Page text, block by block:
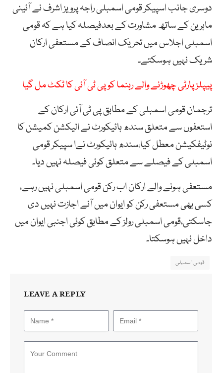
دوسری جانب اسپیکر قومی اسمبلی راجہ پرویز اشرف نے آئینی
ماہرین کے ساتھ مشاورت کے بعدفیصلہ کیا ہے کہ قومی
اسمبلی اجلاس میں تحریک انصاف کے مستعفی ارکان
شریک نہیں ہوسکتے۔
پیپلز پارٹی چھوڑنے والے رہنما کو پی ٹی آئی کا ٹکٹ مل گیا
ترجمان قومی اسمبلی کے مطابق پی ٹی آئی ارکان کے
استعفوں سے متعلق سندھ ہائیکورٹ نے الیکشن کمیشن کا
نوٹیفکیشن معطل کیا،سندھ ہائیکورٹ نےا سپیکر قومی
اسمبلی کے فیصلے سے متعلق کوئی فیصلہ نہیں دیا۔
مستعفی ہونے والے ارکان اب رکن قومی اسمبلی نہیں رہے،
کسی بھی مستعفی رکن کو ایوان میں آنے اجازت نہیں دی
جاسکتی،قومی اسمبلی رولز کے مطابق کوئی اجنبی ایوان میں
داخل نہیں ہوسکتا۔
قومی اسمبلی
LEAVE A REPLY